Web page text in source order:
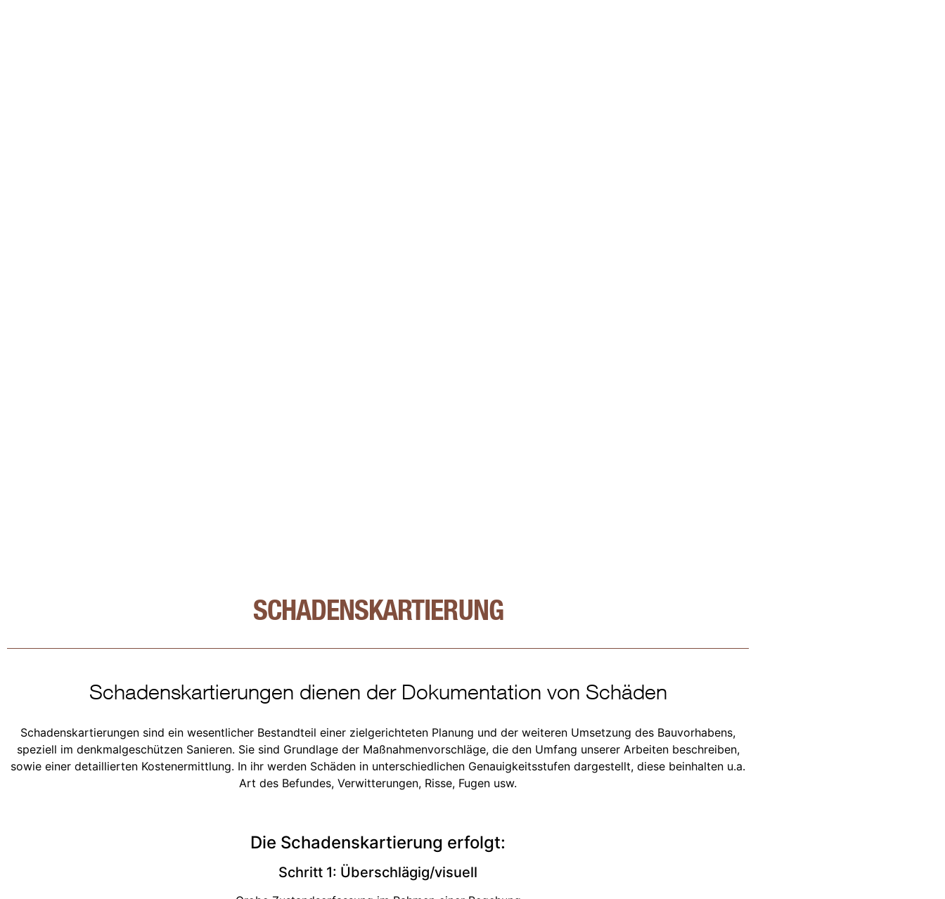
SCHADENSKARTIERUNG
Schadenskartierungen dienen der Dokumentation von Schäden
Schadenskartierungen sind ein wesentlicher Bestandteil einer zielgerichteten Planung und der weiteren Umsetzung des Bauvorhabens,
speziell im denkmalgeschützen Sanieren. Sie sind Grundlage der Maßnahmenvorschläge, die den Umfang unserer Arbeiten beschreiben,
sowie einer detaillierten Kostenermittlung. In ihr werden Schäden in unterschiedlichen Genauigkeitsstufen dargestellt, diese beinhalten u.a.
Art des Befundes, Verwitterungen, Risse, Fugen usw.
Die Schadenskartierung erfolgt:
Schritt 1: Überschlägig/visuell